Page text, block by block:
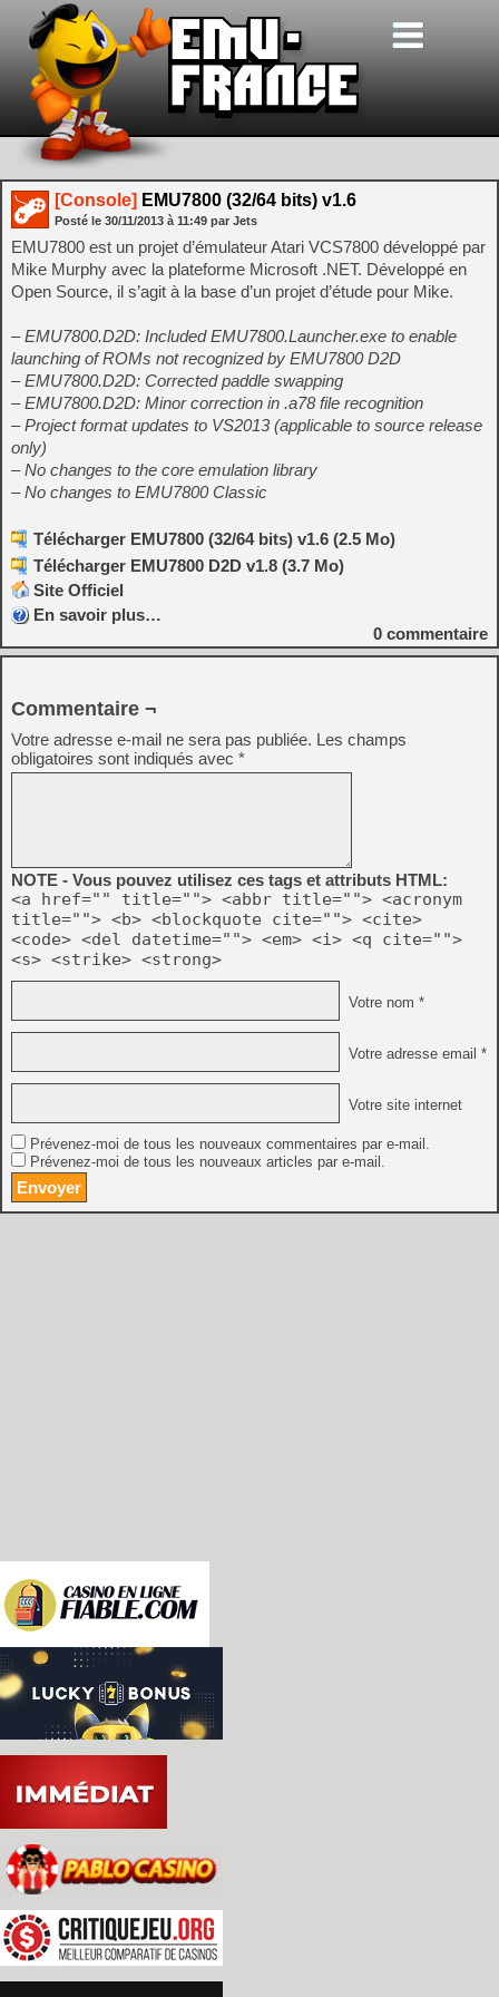
[Console] EMU7800 (32/64 bits) v1.6
Posté le 30/11/2013 à 11:49 par Jets
EMU7800 est un projet d’émulateur Atari VCS7800 développé par
Mike Murphy avec la plateforme Microsoft .NET. Développé en
Open Source, il s’agit à la base d’un projet d’étude pour Mike.
– EMU7800.D2D: Included EMU7800.Launcher.exe to enable
launching of ROMs not recognized by EMU7800 D2D
– EMU7800.D2D: Corrected paddle swapping
– EMU7800.D2D: Minor correction in .a78 file recognition
– Project format updates to VS2013 (applicable to source release
only)
– No changes to the core emulation library
– No changes to EMU7800 Classic
Télécharger EMU7800 (32/64 bits) v1.6 (2.5 Mo)
Télécharger EMU7800 D2D v1.8 (3.7 Mo)
Site Officiel
En savoir plus…
0 commentaire
Commentaire ¬
Votre adresse e-mail ne sera pas publiée. Les champs
obligatoires sont indiqués avec *
NOTE - Vous pouvez utilisez ces tags et attributs HTML:
<a href="" title=""> <abbr title=""> <acronym
title=""> <b> <blockquote cite=""> <cite>
<code> <del datetime=""> <em> <i> <q cite="">
<s> <strike> <strong>
Votre nom *
Votre adresse email *
Votre site internet
Prévenez-moi de tous les nouveaux commentaires par e-mail.
Prévenez-moi de tous les nouveaux articles par e-mail.